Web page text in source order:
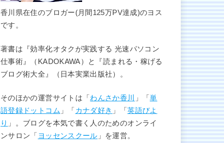
香川県在住のブロガー(月間125万PV達成)のヨス
です。
著書は『効率化オタクが実践する 光速パソコン
仕事術』（KADOKAWA）と『読まれる・稼げる
ブログ術大全』（日本実業出版社）。
そのほかの運営サイトは「わんさか香川 」「単
語登録ドットコム 」「 カナダ好き 」「英語びよ
り 」。ブログを本気で書く人のためのオンライ
ンサロン「 ヨッセンスクール 」を運営。